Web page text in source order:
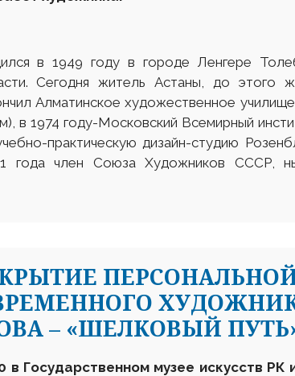
в 1949 году в городе Ленгере
Сегодня житель Астаны, до этого
Алматинское художественное
в 1974 году-Московский Всемирный
практическую дизайн-студию
года член Союза Художников СССР,
– «ШЕЛКОВЫЙ
в Государственном музее искусств РК